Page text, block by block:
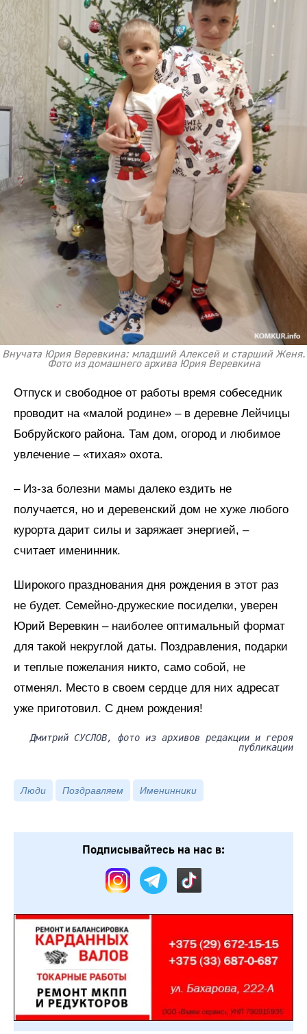
Внучата Юрия Веревкина: младший Алексей и старший Женя.
Фото из домашнего архива Юрия Веревкина
Отпуск и свободное от работы время собеседник
проводит на «малой родине» – в деревне Лейчицы
Бобруйского района. Там дом, огород и любимое
увлечение – «тихая» охота.
– Из-за болезни мамы далеко ездить не
получается, но и деревенский дом не хуже любого
курорта дарит силы и заряжает энергией, –
считает именинник.
Широкого празднования дня рождения в этот раз
не будет. Семейно-дружеские посиделки, уверен
Юрий Веревкин – наиболее оптимальный формат
для такой некруглой даты. Поздравления, подарки
и теплые пожелания никто, само собой, не
отменял. Место в своем сердце для них адресат
уже приготовил. С днем рождения!
Дмитрий СУСЛОВ, фото из архивов редакции и героя
публикации
Люди Поздравляем Именинники
Подписывайтесь на нас в: